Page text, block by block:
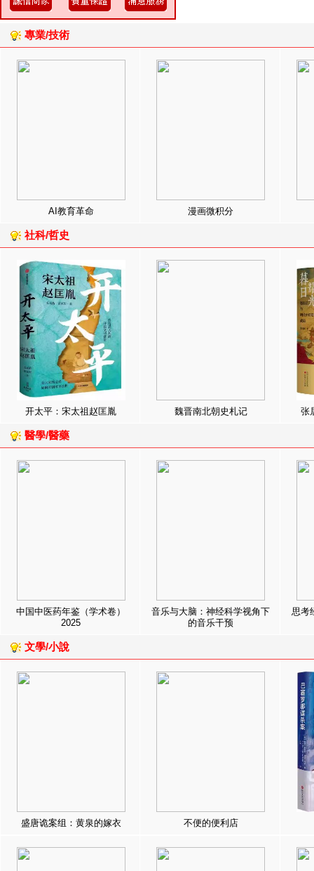
專業/技術
AI教育革命 漫画微积分
社科/哲史
开太平：宋太祖赵匡胤 魏晋南北朝史札记 张
醫學/醫藥
中国中医药年鉴（学术卷）
2025
音乐与大脑：神经科学视角下
的音乐干预
思考
文學/小說
盛唐诡案组：黄泉的嫁衣 不便的便利店